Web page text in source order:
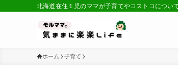
北海道在住１児のママが子育てやコストコについ
ホーム 子育て